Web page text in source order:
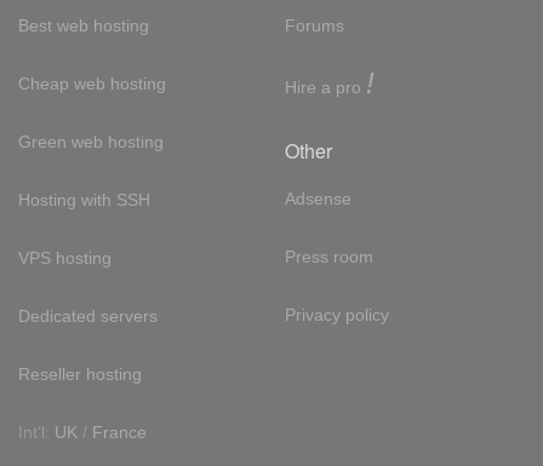
Best web hosting
Cheap web hosting
Green web hosting
Hosting with SSH
VPS hosting
Dedicated servers
Reseller hosting
Int'l: UK / France
Forums
Hire a pro !
Other
Adsense
Press room
Privacy policy